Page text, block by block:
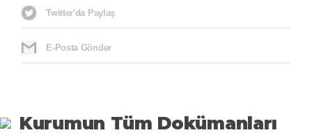
Twitter'da Paylaş
E-Posta Gönder
Kurumun Tüm Dokümanları